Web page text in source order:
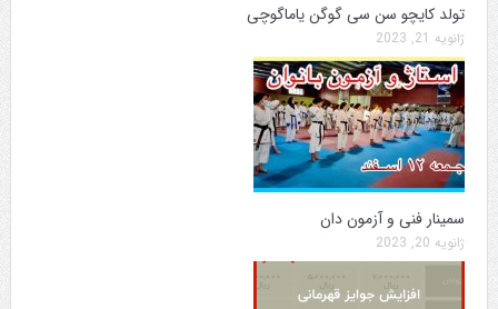
تولد کایچو سن سی گوگن یاماگوچی
ژانویه 21, 2023
سمینار فنی و آزمون دان
ژانویه 20, 2023